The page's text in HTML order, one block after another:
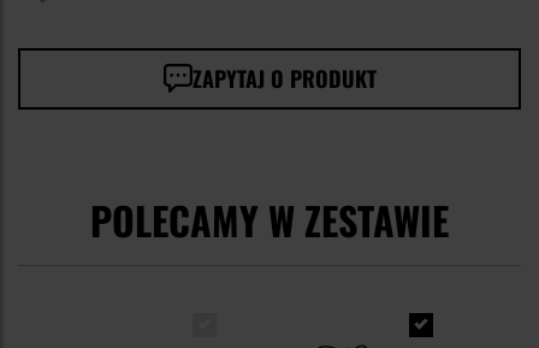
ZAPYTAJ O PRODUKT
POLECAMY W ZESTAWIE